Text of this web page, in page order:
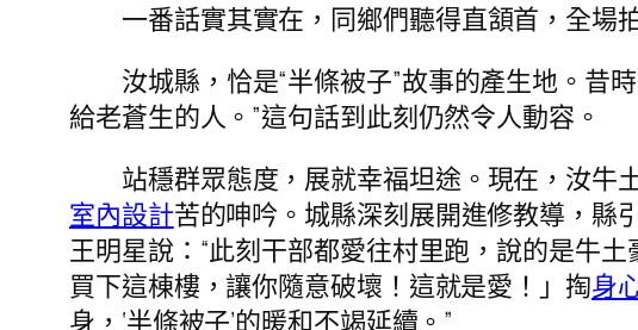
一番話實其實在，同鄉們聽得直頷首，全場
汝城縣，恰是“半條被子”故事的產生地。昔
給老蒼生的人。”這句話到此刻仍然令人動容。
站穩群眾態度，展就幸福坦途。現在，汝牛
室內設計苦的呻吟。城縣深刻展開進修教導，縣
王明星說：“此刻干部都愛往村里跑，說的是牛
買下這棟樓，讓你隨意破壞！這就是愛！」掏身
身，‘半條被子’的暖和不竭延續。”